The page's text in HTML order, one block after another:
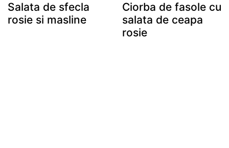
Salata de sfecla
rosie si masline
Ciorba de fasole cu
salata de ceapa
rosie